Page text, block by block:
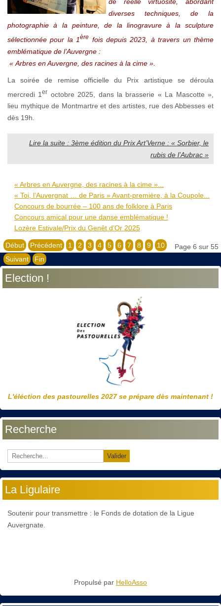
diverses techniques, de la
photographie à la peinture, de la linogravure à la sculpture
sélectionnée pour la 1ère fois depuis 2023, à travers un thème
emblématique de l’Auvergne :
« Arbres en Auvergne, des racines à la cime ».
La soirée de remise officielle du Prix artistique se déroula
mercredi 1er octobre 2025, dans la brasserie « La Mascotte »,
lieu mythique de Montmartre et des artistes, rue des Abbesses et
dès 19h.
Lire la suite : 3ème édition du Prix Art’Verne : « Sorbier, le
rubis de l’Aubrac »
« Arbres en Auvergne, des racines à la cime »...
« Toi, l’Auvergnat … de Paris » Avant-première, à la Coupole...
Concours de bourrée – 100 ans de folklore à Paris
Concours amical pour une danse emblématique !
Lozère Estivale/Prix du Genêt d’Or 2025
Page 6 sur 55
Début Précédent 1 2 3 4 5 6 7 8 9
10
Suivant
Fin
Election !
L'éléction des pastourelles 2027 se prépare dès maintenant !
Recherche
Valider
La Ligulaire
Soutenir pour transmettre : le Fonds de dotation de la Ligue
Auvergnate.
Propulsé par HelloAsso